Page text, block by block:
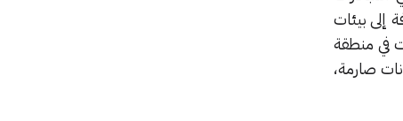
إلى بيئات
في منطقة
صارمة،